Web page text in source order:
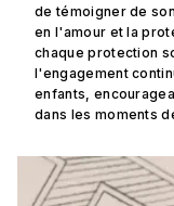
de témoigner de
en l'amour et la
chaque protection
l'engagement
enfants,
dans les moments